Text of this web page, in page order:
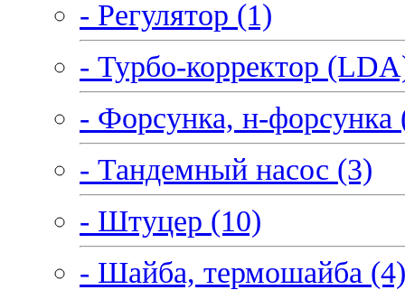
- Регулятор (1)
- Турбо-корректор
- Форсунка, н-форсунка
- Тандемный насос (3)
- Штуцер (10)
- Шайба, термошайба (4)